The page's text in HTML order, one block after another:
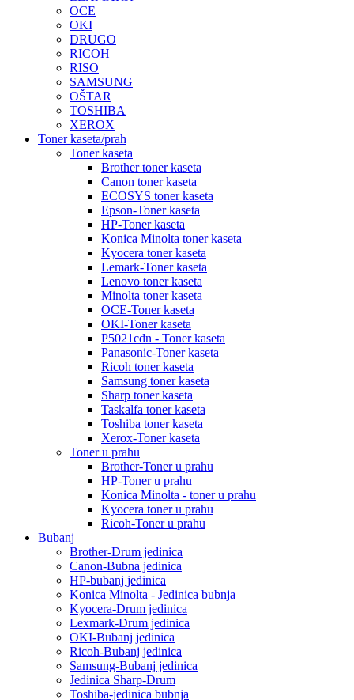
OCE
OKI
DRUGO
RICOH
RISO
SAMSUNG
OŠTAR
TOSHIBA
XEROX
Toner kaseta/prah
Toner kaseta
Brother toner kaseta
Canon toner kaseta
ECOSYS toner kaseta
Epson-Toner kaseta
HP-Toner kaseta
Konica Minolta toner kaseta
Kyocera toner kaseta
Lemark-Toner kaseta
Lenovo toner kaseta
Minolta toner kaseta
OCE-Toner kaseta
OKI-Toner kaseta
P5021cdn - Toner kaseta
Panasonic-Toner kaseta
Ricoh toner kaseta
Samsung toner kaseta
Sharp toner kaseta
Taskalfa toner kaseta
Toshiba toner kaseta
Xerox-Toner kaseta
Toner u prahu
Brother-Toner u prahu
HP-Toner u prahu
Konica Minolta - toner u prahu
Kyocera toner u prahu
Ricoh-Toner u prahu
Bubanj
Brother-Drum jedinica
Canon-Bubna jedinica
HP-bubanj jedinica
Konica Minolta - Jedinica bubnja
Kyocera-Drum jedinica
Lexmark-Drum jedinica
OKI-Bubanj jedinica
Ricoh-Bubanj jedinica
Samsung-Bubanj jedinica
Jedinica Sharp-Drum
Toshiba-jedinica bubnja